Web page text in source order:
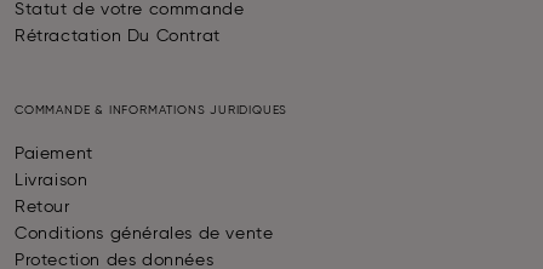
Statut de votre commande
Rétractation Du Contrat
COMMANDE & INFORMATIONS JURIDIQUES
Paiement
Livraison
Retour
Conditions générales de vente
Protection des données